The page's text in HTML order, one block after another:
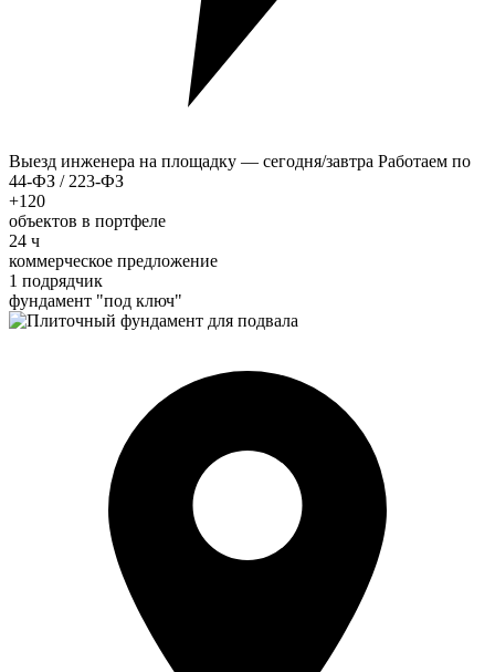
Выезд инженера на площадку — сегодня/завтра Работаем по
44-ФЗ / 223-ФЗ
+120
объектов в портфеле
24 ч
коммерческое предложение
1 подрядчик
фундамент "под ключ"